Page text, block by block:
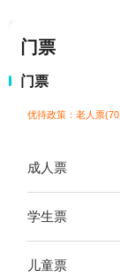
门票
门票
优待政策：老人票
成人票
学生票
儿童票